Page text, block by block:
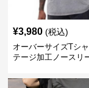
¥3,980 (税込)
オーバーサイズTシ
テージ加工ノースリ